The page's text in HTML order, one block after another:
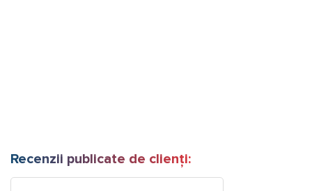
Recenzii publicate de clienți: